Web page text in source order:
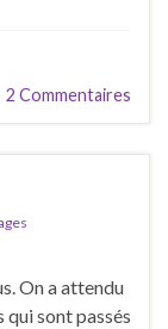
2 Commentaires
On a attendu
qui sont passés